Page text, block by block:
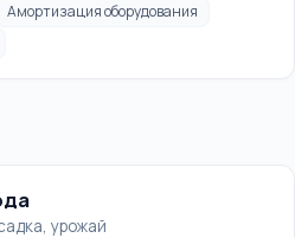
Амортизация оборудования
урожай